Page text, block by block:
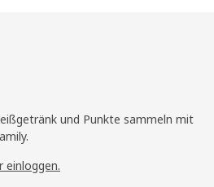
und Punkte sammeln mit
einloggen.